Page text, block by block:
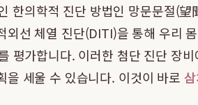
한의학적 진단 방법인 망문문절(
선 체열 진단(DITI)을 통해 우리
평가합니다. 이러한 첨단 진단 장
을 세울 수 있습니다. 이것이 바로